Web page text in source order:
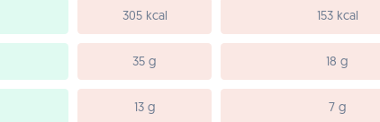
305 kcal 153 kcal
35 g 18 g
13 g 7 g